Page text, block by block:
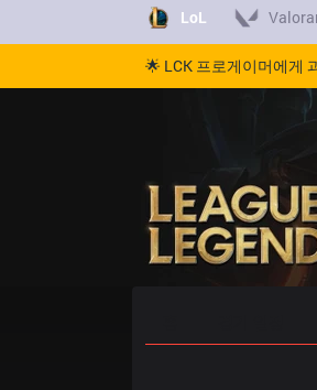
LoL
🌟 LCK 프로게이머에게